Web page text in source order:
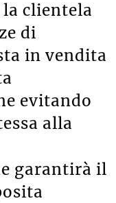
clientela
di
in vendita
evitando
alla
garantirà il